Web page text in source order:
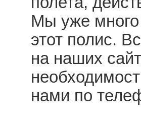
Мы уже много
этот полис.
на наших
нами по